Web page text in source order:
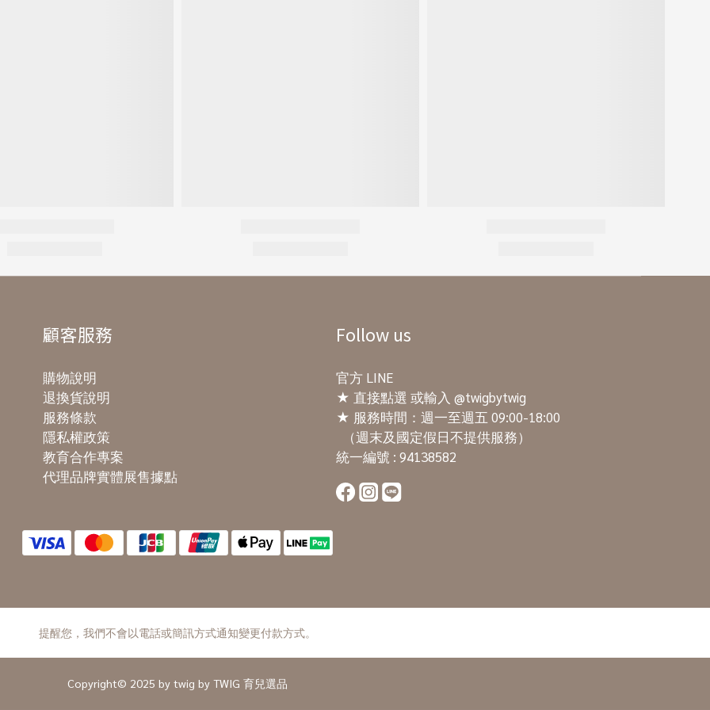
顧客服務
購物說明
退換貨說明
服務條款
隱私權政策
教育合作專案
代理品牌實體展售據點
Follow us
官方 LINE
★ 直接點選 或輸入 @twigbytwig
★ 服務時間：週一至週五 09:00-18:00
（週末及國定假日不提供服務）
統一編號 : 94138582
提醒您，我們不會以電話或簡訊方式通知變更付款方式。
Copyright© 2025 by twig by TWIG 育兒選品